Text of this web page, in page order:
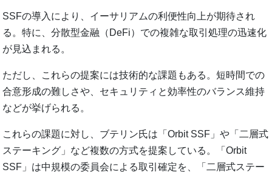
SSFの導入により、イーサリアムの利便性向上が期待され
る。特に、分散型金融（DeFi）での複雑な取引処理の迅速化
が見込まれる。
ただし、これらの提案には技術的な課題もある。短時間での
合意形成の難しさや、セキュリティと効率性のバランス維持
などが挙げられる。
これらの課題に対し、ブテリン氏は「Orbit SSF」や「二層式
ステーキング」など複数の方式を提案している。「Orbit
SSF」は中規模の委員会による取引確定を、「二層式ステー